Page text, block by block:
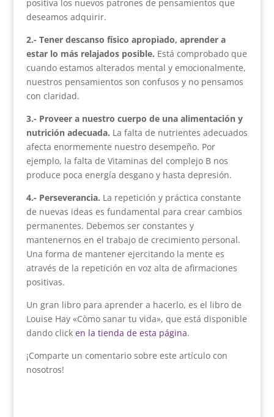
positiva los nuevos patrones de pensamientos que
deseamos adquirir.
2.- Tener descanso físico apropiado, aprender a
estar lo más relajados posible. Está comprobado que
cuando estamos alterados mental y emocionalmente,
nuestros pensamientos son confusos y no pensamos
con claridad.
3.- Proveer a nuestro cuerpo de una alimentación y
nutrición adecuada. La falta de nutrientes adecuados
afecta enormemente nuestro desempeño. Por
ejemplo, la falta de Vitaminas del complejo B nos
produce poca energía desgano y hasta depresión.
4.- Perseverancia. La repetición y práctica constante
de nuevas ideas es fundamental para crear cambios
permanentes. Debemos ser constantes y
mantenernos en el trabajo de crecimiento personal.
Una forma de mantener ejercitando la mente es
através de la repetición en voz alta de afirmaciones
positivas.
Un gran libro para aprender a hacerlo, es el libro de
Louise Hay «Còmo sanar tu vida», que está disponible
dando click en la tienda de esta página.
¡Comparte un comentario sobre este artículo con
nosotros!